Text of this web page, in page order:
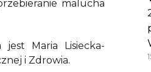
malucha
jest Maria Lisiecka-
i Zdrowia.